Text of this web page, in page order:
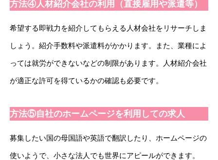
方法④人材紹介会社の利用（直接雇用や派遣等）
希望する即戦力を紹介してもらえる人材会社をリサーチしま
しょう。紹介手数料や派遣料がかかります。また、業種によ
っては就労ができないなどの制限があります。人材紹介会社
が適正な許可を得ているかの確認も必要です。
方法⑤自社のホームページを利用しての求人
募集したい国の母国語や英語で翻訳したり、ホームページの
使いようで、小さな法人でも世界にアピールができます。